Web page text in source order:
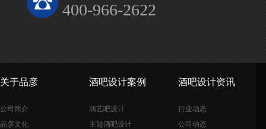
400-966-2622
关于品彦
公司简介
品彦文化
酒吧设计案例
演艺吧设计
主题酒吧设计
酒吧设计资讯
行业动态
公司动态